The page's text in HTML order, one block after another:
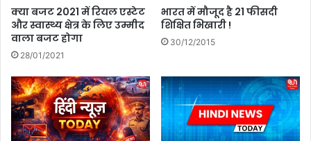
फॉ
र्मू
ला
ष
ण
आ
ग
गो
दा
म
से
क्या बजट 2021 में रियल एस्टेट
और स्वास्थ्य क्षेत्र के लिए उम्मीद
वाला बजट होगा
28/01/2021
भारत में मौजूद है 21 फीसदी
शिक्षित भिखारी !
30/12/2015